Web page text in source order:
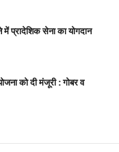
प्रादेशिक सेना का योगदान
को दी मंजूरी : गोबर व